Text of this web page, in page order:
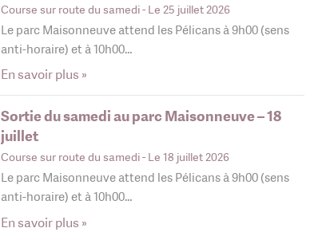
Course sur route du samedi- Le 25 juillet 2026
Le parc Maisonneuve attend les Pélicans à 9h00 (sens
anti-horaire) et à 10h00…
En savoir plus »
Sortie du samedi au parc Maisonneuve – 18
juillet
Course sur route du samedi- Le 18 juillet 2026
Le parc Maisonneuve attend les Pélicans à 9h00 (sens
anti-horaire) et à 10h00…
En savoir plus »